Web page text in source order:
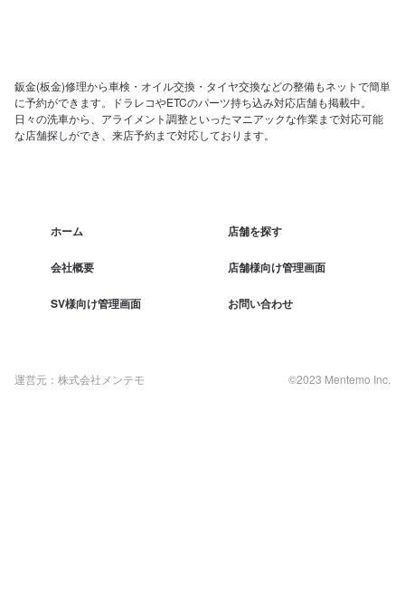
鈑金(板金)修理から車検・オイル交換・タイヤ交換などの整備もネットで簡単
に予約ができます。ドラレコやETCのパーツ持ち込み対応店舗も掲載中。
日々の洗車から、アライメント調整といったマニアックな作業まで対応可能
な店舗探しができ、来店予約まで対応しております。
ホーム 店舗を探す
会社概要 店舗様向け管理画面
SV様向け管理画面 お問い合わせ
運営元：株式会社メンテモ ©2023 Mentemo Inc.